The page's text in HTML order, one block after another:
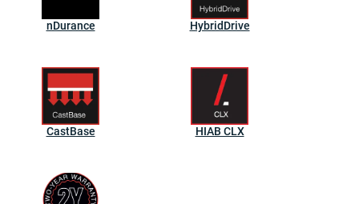
nDurance HybridDrive
CastBase HIAB CLX